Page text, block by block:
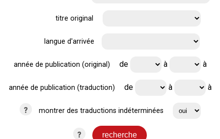
titre original
langue d'arrivée
année de publication (original) de à à
année de publication (traduction) de à à
? montrer des traductions indéterminées
?